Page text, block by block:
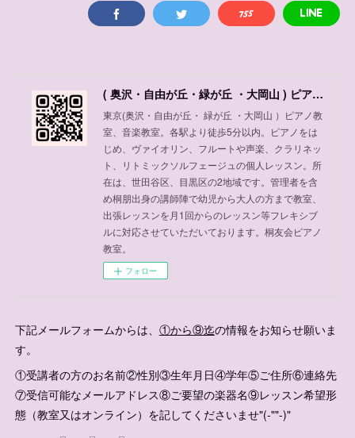
( 奥沢・自由が丘・緑が丘 ・大岡山 ) ピアノ教室、音楽教室
東京(奥沢・自由が丘・ 緑が丘 ・大岡山 ）ピアノ教
室、音楽教室。各駅より徒歩5分以内。ピアノをは
じめ、ヴァイオリン、フルートや声楽、クラリネッ
ト、リトミックソルフェージュの個人レッスン。所
在は、世田谷区、目黒区の2地域です。管理者を含
め桐朋出身の講師陣で幼児から大人の方まで教室、
出張レッスンを月1回からのレッスン等フレキシブ
ルに対応させていただいております。桐友会ピアノ
教室。
フォロー
下記メールフォームからは、 ①から⑨迄の情報をお知らせ願いま
す。
①受講者の方のお名前②性別③生年月日④学年⑤ご住所⑥連絡先
⑦受信可能なメールアドレス⑧ご要望の楽器名⑨レッスン希望形
態（教室又はオンライン）を記してくださいませ"(-""-)"